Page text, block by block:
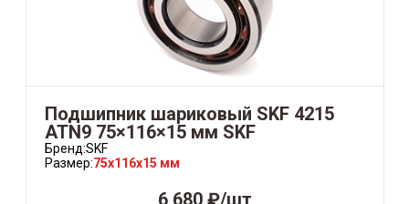
Подшипник шариковый SKF 4215
ATN9 75×116×15 мм SKF
Бренд:SKF
Размер:75x116x15 мм
6 680 ₽/шт